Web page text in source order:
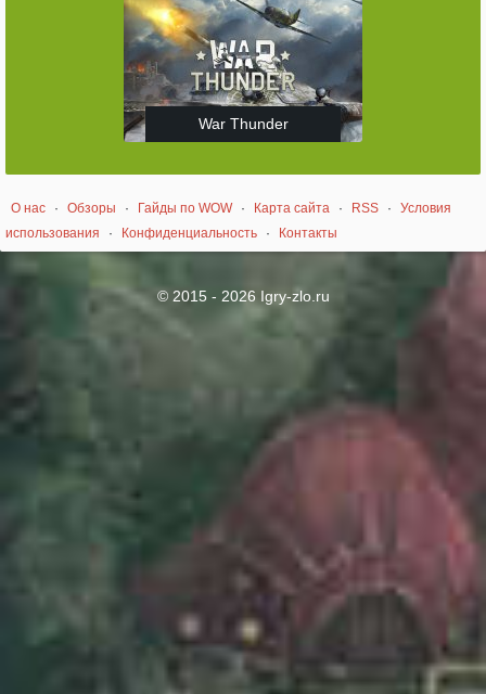
War Thunder
О нас · Обзоры · Гайды по WOW · Карта сайта · RSS ·
Условия
использования
· Конфиденциальность · Контакты
© 2015 - 2026 Igry-zlo.ru